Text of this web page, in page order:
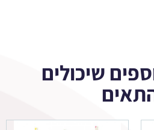
שיכולים